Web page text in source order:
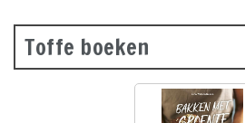
Toffe boeken
courgettebaguettes,
wortelbroodjes en